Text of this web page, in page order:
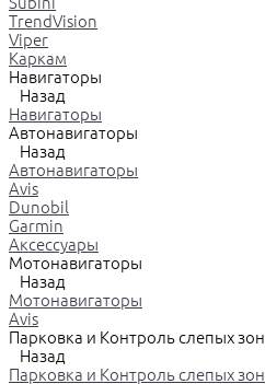
TrendVision
Viper
Каркам
Навигаторы
Назад
Навигаторы
Автонавигаторы
Назад
Автонавигаторы
Avis
Dunobil
Garmin
Аксессуары
Мотонавигаторы
Назад
Мотонавигаторы
Avis
Парковка и Контроль слепых зон
Назад
Парковка и Контроль слепых зон